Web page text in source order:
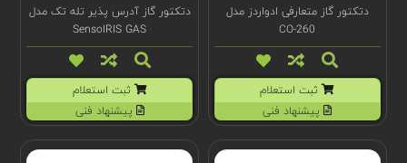
دتکتور گاز متعارفی ادواردز مدل
260-CO
ثبت استعلام
پیشنهاد فنی
دتکتور گاز آدرس پذیر تله تک مدل
SensoIRIS GAS
ثبت استعلام
پیشنهاد فنی